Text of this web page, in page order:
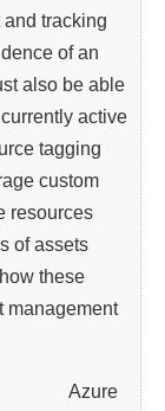
tracking
of an
also be able
active
tagging
custom
resources
of assets
these
management